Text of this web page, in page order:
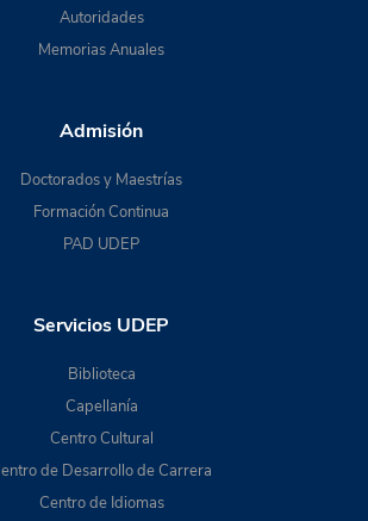
Autoridades
Memorias Anuales
Admisión
Doctorados y Maestrías
Formación Continua
PAD UDEP
Servicios UDEP
Biblioteca
Capellanía
Centro Cultural
de Desarrollo de Carrera
Centro de Idiomas